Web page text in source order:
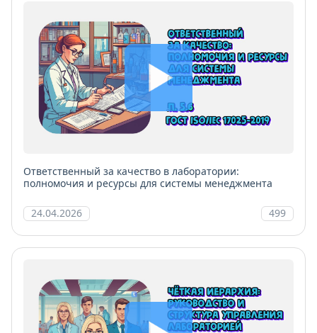
Ответственный за качество в лаборатории:
полномочия и ресурсы для системы менеджмента
24.04.2026 499